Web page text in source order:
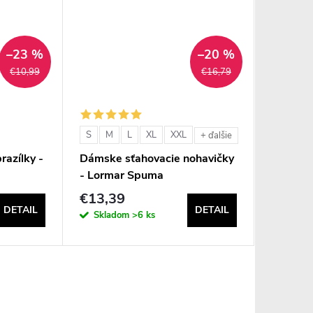
€10,99
–23 %
-
DETAIL
€16,79
–20 %
S M L XL XXL + ďalšie
Dámske sťahovacie nohavičky
- Lormar Spuma
€13,39
Skladom >6 ks DETAIL